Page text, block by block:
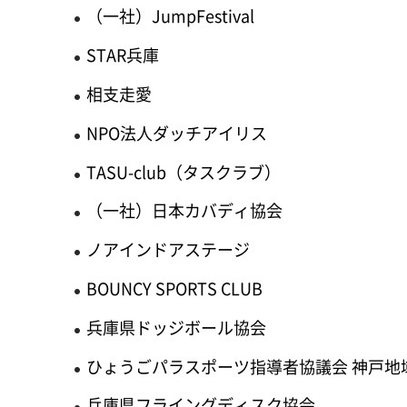
（一社）JumpFestival
STAR兵庫
相支走愛
NPO法人ダッチアイリス
TASU-club（タスクラブ）
（一社）日本カバディ協会
ノアインドアステージ
BOUNCY SPORTS CLUB
兵庫県ドッジボール協会
ひょうごパラスポーツ指導者協議会 神戸